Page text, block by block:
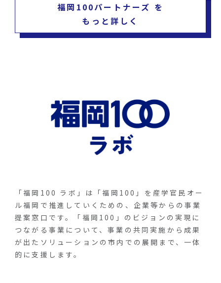
福岡100パートナーズ を
もっと詳しく
「福岡100 ラボ」は「福岡100」を産学官民オー
ル福岡で推進していくための、企業等からの事業
提案窓口です。「福岡100」のビジョンの実現に
つながる事業について、事業の共同実施から成果
が出たソリューションの市内での展開まで、一体
的に支援します。